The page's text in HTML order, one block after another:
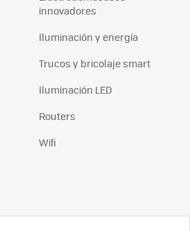
innovadores
Iluminación y energía
Trucos y bricolaje smart
Iluminación LED
Routers
Wifi